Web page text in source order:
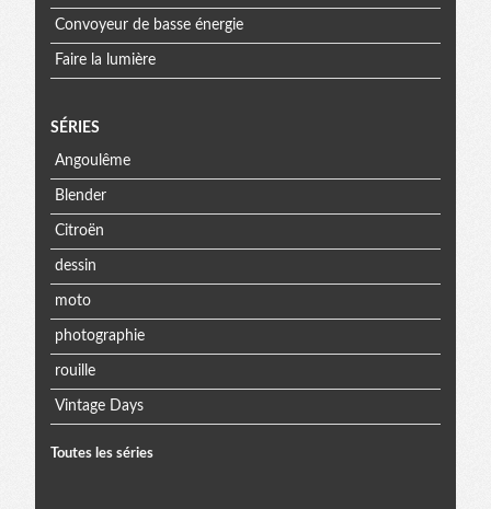
Convoyeur de basse énergie
Faire la lumière
SÉRIES
Angoulême
Blender
Citroën
dessin
moto
photographie
rouille
Vintage Days
Toutes les séries